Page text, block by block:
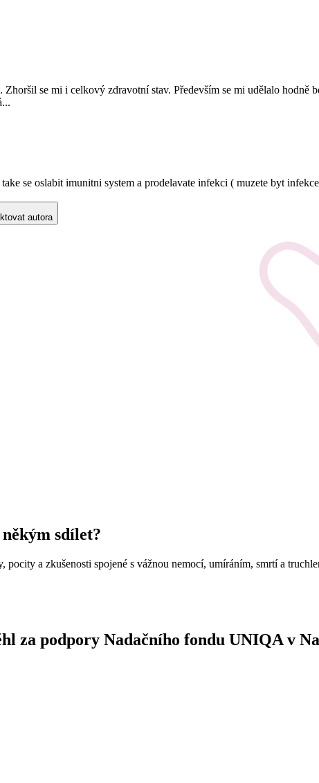
se mi i celkový zdravotní stav. Především se mi udělalo hodně
se oslabit imunitni system a prodelavate infekci ( muzete byt
autora
sdílet?
a zkušenosti spojené s vážnou nemocí, umíráním, smrtí a
za podpory Nadačního fondu UNIQA v